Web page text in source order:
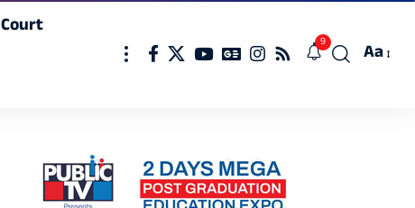
Court
9
Font
Aa